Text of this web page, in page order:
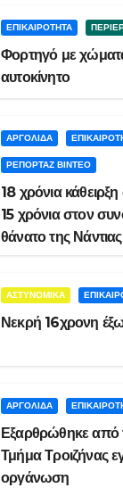
ΕΠΙΚΑΙΡΟΤΗΤΑ
Φορτηγό με
αυτοκίνητο
ΑΡΓΟΛΙΔΑ
ΡΕΠΟΡΤΑΖ ΒΙΝΤΕΟ
18 χρόνια
15 χρόνια στον
θάνατο της
ΑΣΤΥΝΟΜΙΚΑ
Νεκρή 16χρονη
ΑΡΓΟΛΙΔΑ
Εξαρθρώθηκε από
Τμήμα Τροιζήνας
οργάνωση